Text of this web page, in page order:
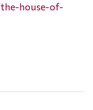
house-of-